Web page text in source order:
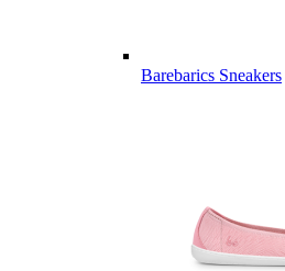
Barebarics Sneakers